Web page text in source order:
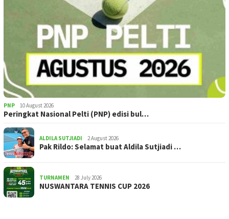
PNP 10 August 2026
Peringkat Nasional Pelti (PNP) edisi bul…
ALDILA SUTJIADI 2 August 2026
Pak Rildo: Selamat buat Aldila Sutjiadi …
TURNAMEN 28 July 2026
NUSWANTARA TENNIS CUP 2026